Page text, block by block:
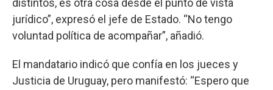
distintos, es otra cosa desde el punto de vista
jurídico”, expresó el jefe de Estado. “No tengo
voluntad política de acompañar”, añadió.
El mandatario indicó que confía en los jueces y
Justicia de Uruguay, pero manifestó: “Espero que